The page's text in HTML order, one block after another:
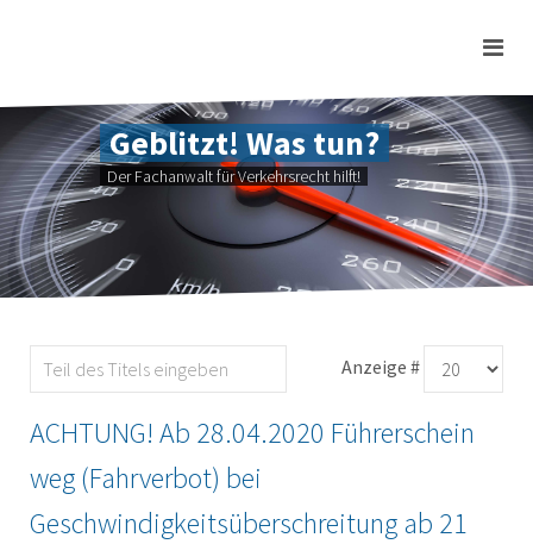
Geblitzt! Was tun?
Der Fachanwalt für Verkehrsrecht hilft!
Anzeige #
ACHTUNG! Ab 28.04.2020 Führerschein
weg (Fahrverbot) bei
Geschwindigkeitsüberschreitung ab 21